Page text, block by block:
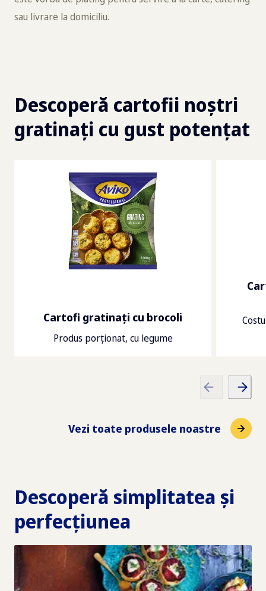
sau livrare la domiciliu.
Descoperă cartofii noștri
gratinați cu gust potențat
Cartofi gratinaţi cu brocoli
Produs porționat, cu legume
Vezi toate produsele noastre
Descoperă simplitatea și
perfecțiunea